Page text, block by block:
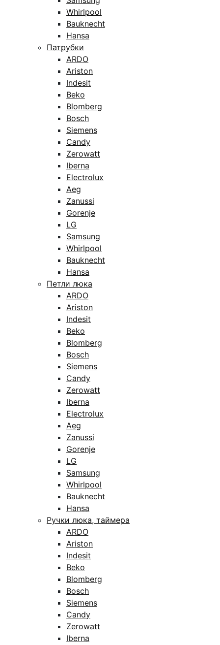
Whirlpool
Bauknecht
Hansa
Патрубки
ARDO
Ariston
Indesit
Beko
Blomberg
Bosch
Siemens
Candy
Zerowatt
Iberna
Electrolux
Aeg
Zanussi
Gorenje
LG
Samsung
Whirlpool
Bauknecht
Hansa
Петли люка
ARDO
Ariston
Indesit
Beko
Blomberg
Bosch
Siemens
Candy
Zerowatt
Iberna
Electrolux
Aeg
Zanussi
Gorenje
LG
Samsung
Whirlpool
Bauknecht
Hansa
Ручки люка, таймера
ARDO
Ariston
Indesit
Beko
Blomberg
Bosch
Siemens
Candy
Zerowatt
Iberna